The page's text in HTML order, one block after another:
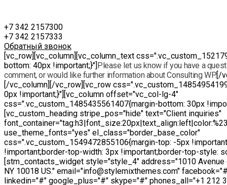
+7 342 2157300
+7 342 2157333
Обратный звонок
[vc_row][vc_column][vc_column_text
bottom: 40px !important;}"]Please let us know if you have a
comment, or would like further information about Consulting WP.[/
[/vc_column][/vc_row][vc_row
0px !important;}"][vc_column offset="vc_col-lg-4"
css=".vc_custom_1485435561407{margin-bottom: 30px
[vc_custom_heading stripe_pos="hide" text="Client inquiries"
use_theme_fonts="yes" el_class="border_base_color"
css=".vc_custom_1549472855106{margin-top: -5px
!important;border-top-width: 3px !important;border-top-style:
[stm_contacts_widget style="style_4" address="1010 Avenue
NY 10018 US." email="info@stylemixthemes.com"
linkedin="#" google_plus="#" skype="#" phones_all="+1 212